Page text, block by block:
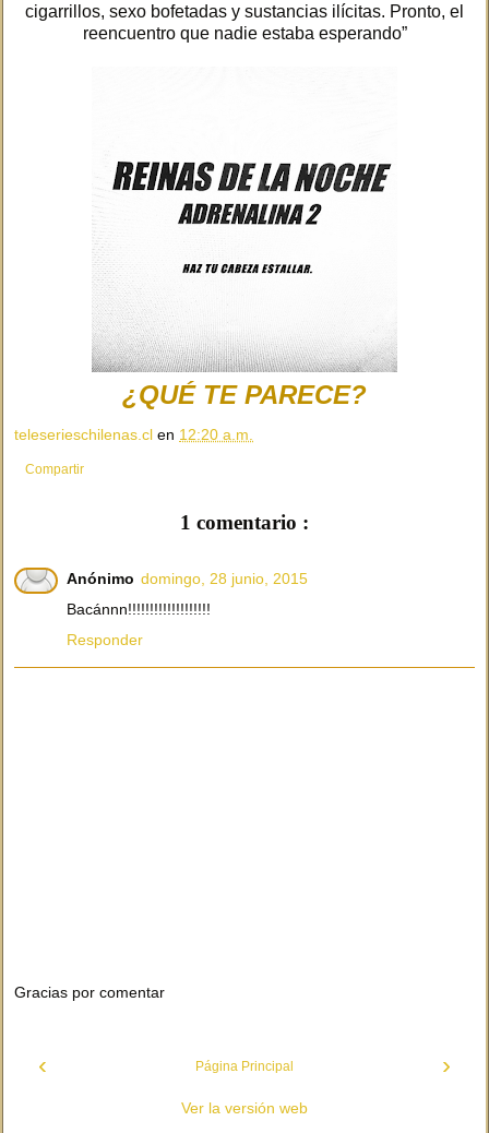
cigarrillos, sexo bofetadas y sustancias ilícitas. Pronto, el
reencuentro que nadie estaba esperando”
¿QUÉ TE PARECE?
teleserieschilenas.cl en 12:20 a.m.
Compartir
1 comentario :
Anónimo domingo, 28 junio, 2015
Bacánnn!!!!!!!!!!!!!!!!!!!
Responder
Gracias por comentar
‹ ›
Página Principal
Ver la versión web